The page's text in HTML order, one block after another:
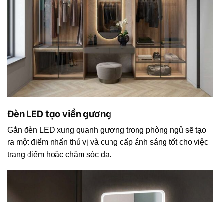
Đèn LED tạo viền gương
Gắn đèn LED xung quanh gương trong phòng ngủ sẽ tạo
ra một điểm nhấn thú vị và cung cấp ánh sáng tốt cho việc
trang điểm hoặc chăm sóc da.